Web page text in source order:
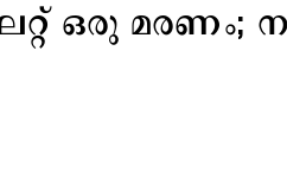
ഒരു മരണം;